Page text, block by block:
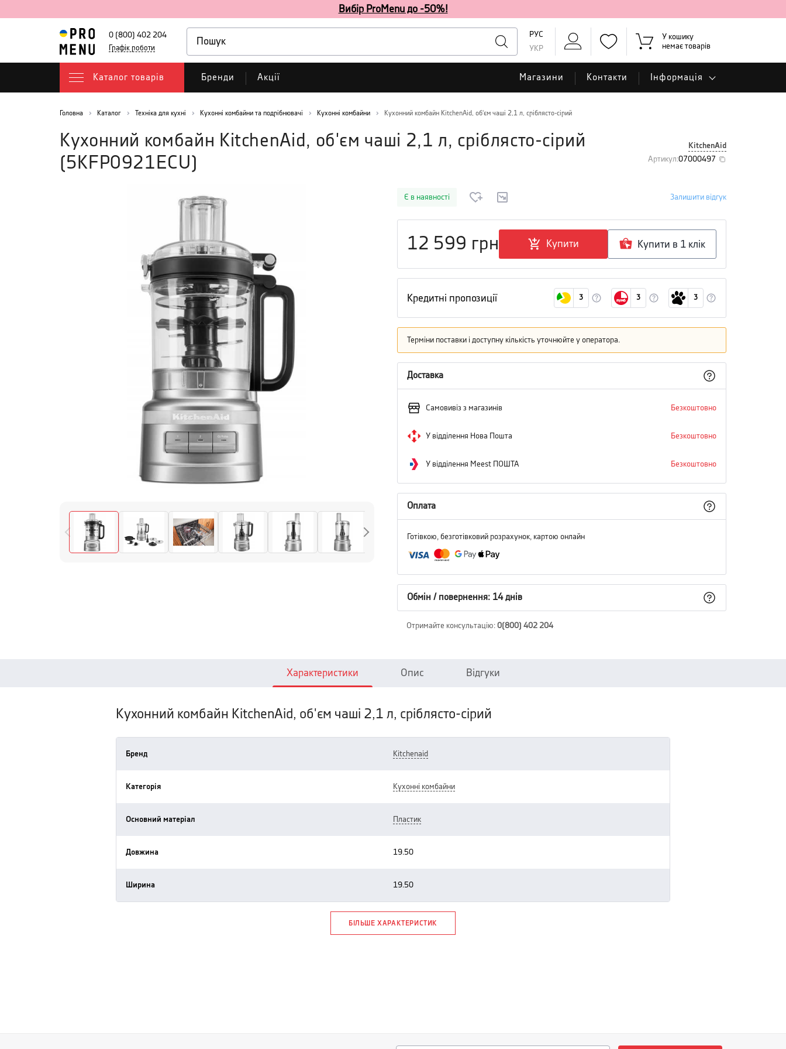
Вибір ProMenu до -50%!
0 (800) 402 204
Графік роботи
РУС
УКР
У кошику
немає товарів
Каталог товарів Бренди Акції Магазини Контакти Інформація
Головна Каталог Техніка для кухні Кухонні комбайни та подрібнювачі Кухонні комбайни Кухонний комбайн KitchenAid, об'єм чаші 2,1 л, сріблясто-сірий
Кухонний комбайн KitchenAid, об'єм чаші 2,1 л, сріблясто-сірий
( 5KFP0921ECU )
KitchenAid
Артикул:07000497
Є в наявності Залишити відгук
12 599 грн Купити Купити в 1 клiк
Кредитні пропозиції 3 3 3
Терміни поставки і доступну кількість уточнюйте у оператора.
Доставка
Самовивіз з магазинів Безкоштовно
У відділення Нова Пошта Безкоштовно
У відділення Meest ПОШТА Безкоштовно
Оплата
Готівкою, безготівковий розрахунок, картою онлайн
Обмін / повернення: 14 днів
Отримайте консультацію: 0(800) 402 204
Характеристики Опис Відгуки
Кухонний комбайн KitchenAid, об'єм чаші 2,1 л, сріблясто-сірий
Бренд kitchenaid
Категорія кухонні комбайни
Основний матеріал пластик
Довжина 19.50
Ширина 19.50
БІЛЬШЕ ХАРАКТЕРИСТИК